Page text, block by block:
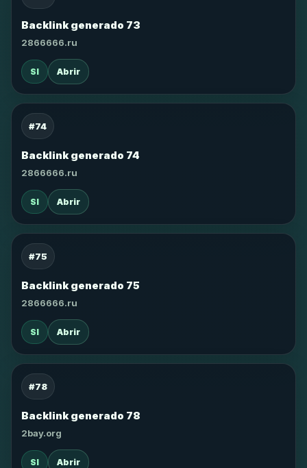
Backlink generado 73
2866666.ru
SI Abrir
#74
Backlink generado 74
2866666.ru
SI Abrir
#75
Backlink generado 75
2866666.ru
SI Abrir
#78
Backlink generado 78
2bay.org
SI Abrir